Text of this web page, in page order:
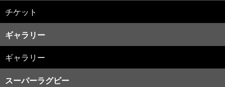
チケット
ギャラリー
ギャラリー
スーパーラグビー